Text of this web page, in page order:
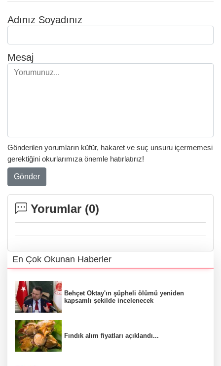
Adınız Soyadınız
Mesaj
Gönderilen yorumların küfür, hakaret ve suç unsuru içermemesi
gerektiğini okurlarımıza önemle hatırlatırız!
Gönder
Yorumlar (0)
En Çok Okunan Haberler
Behçet Oktay'ın şüpheli ölümü yeniden
kapsamlı şekilde incelenecek
Fındık alım fiyatları açıklandı...